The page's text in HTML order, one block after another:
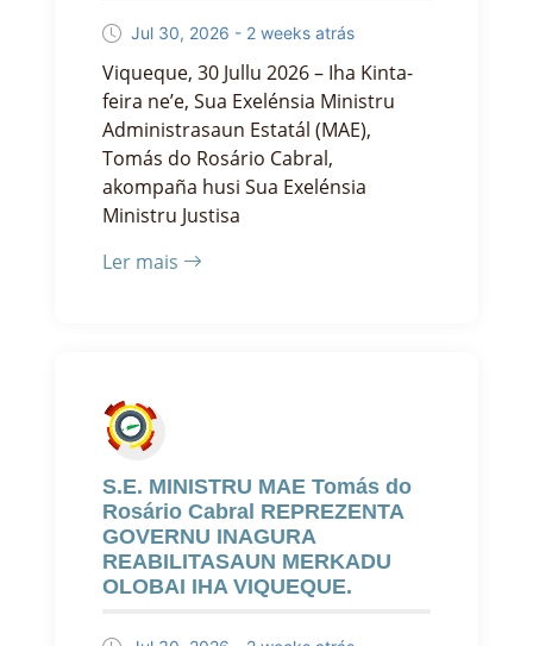
Jul 30, 2026 - 2 weeks atrás
Viqueque, 30 Jullu 2026 – Iha Kinta-
feira ne’e, Sua Exelénsia Ministru
Administrasaun Estatál (MAE),
Tomás do Rosário Cabral,
akompaña husi Sua Exelénsia
Ministru Justisa
Ler mais
S.E. MINISTRU MAE Tomás do
Rosário Cabral REPREZENTA
GOVERNU INAGURA
REABILITASAUN MERKADU
OLOBAI IHA VIQUEQUE.